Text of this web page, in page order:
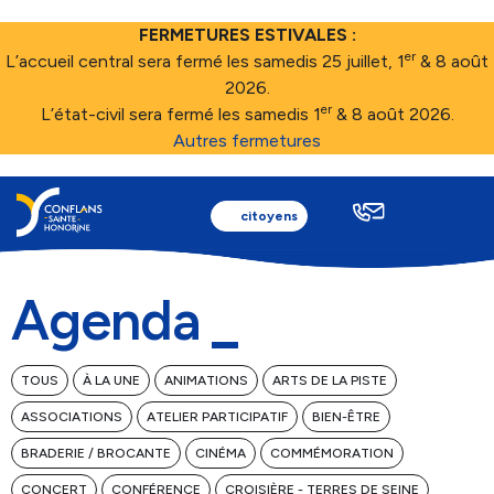
FERMETURES ESTIVALES :
L’accueil central sera fermé les samedis 25 juillet, 1er & 8 août
2026.
L’état-civil sera fermé les samedis 1er& 8 août 2026.
Autres fermetures
citoyens
Ma ville
Au quotidien
Agenda
TOUS À LA UNE ANIMATIONS ARTS DE LA PISTE
ASSOCIATIONS ATELIER PARTICIPATIF BIEN-ÊTRE
BRADERIE / BROCANTE CINÉMA COMMÉMORATION
CONCERT CONFÉRENCE CROISIÈRE - TERRES DE SEINE